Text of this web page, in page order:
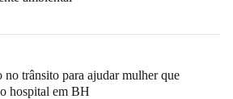
trânsito para ajudar mulher que
hospital em BH